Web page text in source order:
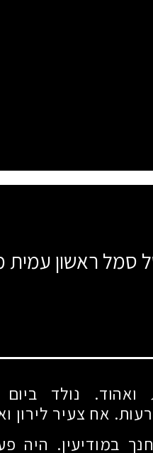
סמל ראשון עמית
אח צעיר לירון
במודיעין. היה